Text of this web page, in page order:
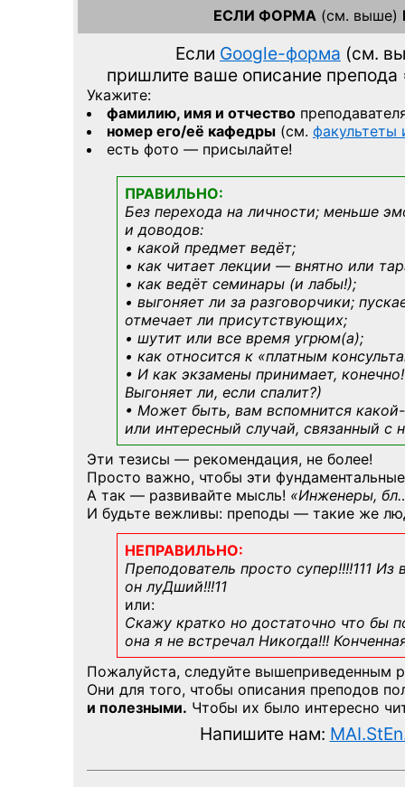
ЕСЛИ ФОРМА (см. выше)
Если Google-форма (см.
пришлите ваше описание препода
Укажите:
фамилию, имя и отчество
номер его/её кафедры (см.
есть фото — присылайте!
ПРАВИЛЬНО:
Без перехода на личности; меньше
и доводов:
• какой предмет ведёт;
• как читает лекции — внятно или
• как ведёт семинары (и лабы!);
• выгоняет ли за разговорчики;
отмечает ли присутствующих;
• шутит или все время угрюм(а);
• как относится к «платным
• И как экзамены принимает,
Выгоняет ли, если спалит?)
• Может быть, вам вспомнится
или интересный случай, связанный с
Эти тезисы — рекомендация, не более!
Просто важно, чтобы эти
А так — развивайте мысль! «Инженеры,
И будьте вежливы: преподы — такие же
НЕПРАВИЛЬНО:
Преподователь просто супер!!!!111
он луДший!!!11
или:
Скажу кратко но достаточно что бы
она я не встречал Никогда!!!
Пожалуйста, следуйте вышеприведенным
Они для того, чтобы описания преподов
и полезными. Чтобы их было интересно
Напишите нам: